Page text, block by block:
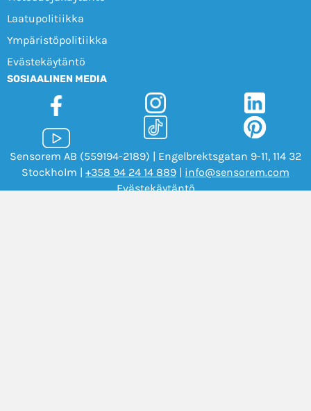
Laatupolitiikka
Ympäristöpolitiikka
Evästekäytäntö
SOSIAALINEN MEDIA
Sensorem AB (559194-2189) | Engelbrektsgatan 9-11, 114 32
Stockholm | +358 94 24 14 889 | info@sensorem.com
Evästekäytäntö